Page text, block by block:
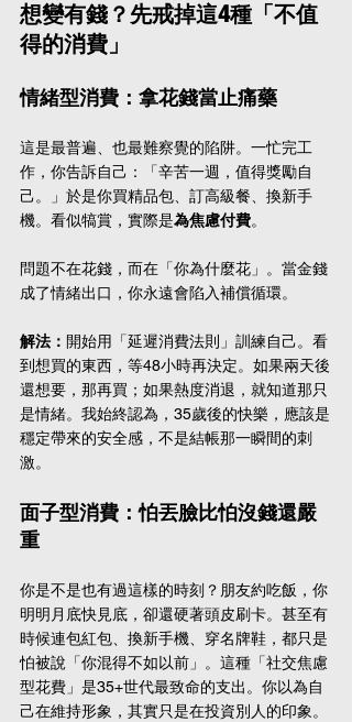
想變有錢？先戒掉這4種「不值
得的消費」
情緒型消費：拿花錢當止痛藥
這是最普遍、也最難察覺的陷阱。一忙完工
作，你告訴自己：「辛苦一週，值得獎勵自
己。」於是你買精品包、訂高級餐、換新手
機。看似犒賞，實際是為焦慮付費。
問題不在花錢，而在「你為什麼花」。當金錢
成了情緒出口，你永遠會陷入補償循環。
解法： 開始用「延遲消費法則」訓練自己。看
到想買的東西，等48小時再決定。如果兩天後
還想要，那再買；如果熱度消退，就知道那只
是情緒。我始終認為，35歲後的快樂，應該是
穩定帶來的安全感，不是結帳那一瞬間的刺
激。
面子型消費：怕丟臉比怕沒錢還嚴
重
你是不是也有過這樣的時刻？朋友約吃飯，你
明明月底快見底，卻還硬著頭皮刷卡。甚至有
時候連包紅包、換新手機、穿名牌鞋，都只是
怕被說「你混得不如以前」。這種「社交焦慮
型花費」是35+世代最致命的支出。你以為自
己在維持形象，其實只是在投資別人的印象。